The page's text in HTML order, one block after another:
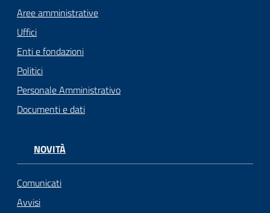
Aree amministrative
Uffici
Enti e fondazioni
Politici
Personale Amministrativo
Documenti e dati
NOVITÀ
Comunicati
Avvisi